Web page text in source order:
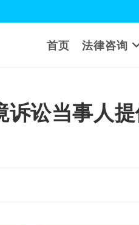
首页 法律咨询
讼当事人